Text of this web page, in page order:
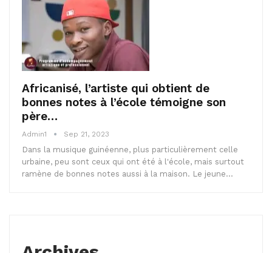
Africanisé, l’artiste qui obtient de
bonnes notes à l’école témoigne son
père…
Admin1 Sep 21, 2023
Dans la musique guinéenne, plus particulièrement celle
urbaine, peu sont ceux qui ont été à l'école, mais surtout
ramène de bonnes notes aussi à la maison. Le jeune…